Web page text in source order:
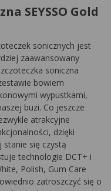
SEYSSO Gold
sonicznych jest
zaawansowany
soniczna
bowiem
wypustkami,
buzi. Co jeszcze
atrakcyjne
dzięki
się czystą
technologie DCT+ i
Polish, Gum Care
zatroszczyć się o